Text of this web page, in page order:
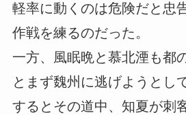
軽率に動くのは危険だと忠
作戦を練るのだった。
一方、風眠晩と慕北湮も都
とまず魏州に逃げようとし
するとその道中、知夏が刺